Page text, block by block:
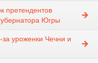
претендентов
Югры
уроженки Чечни и